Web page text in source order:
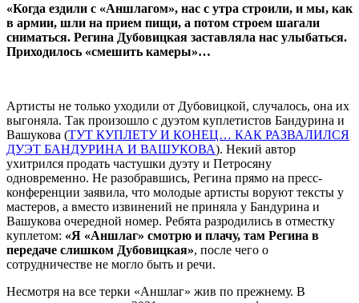
«Когда ездили с «Аншлагом», нас с утра строили, и мы, как
в армии, шли на прием пищи, а потом строем шагали
сниматься. Регина Дубовицкая заставляла нас улыбаться.
Приходилось «смешить камеры»…
Артисты не только уходили от Дубовицкой, случалось, она их
выгоняла. Так произошло с дуэтом куплетистов Бандурина и
Вашукова (ТУТ КУПЛЕТУ И КОНЕЦ… КАК РАЗВАЛИЛСЯ
ДУЭТ БАНДУРИНА И ВАШУКОВА). Некий автор
ухитрился продать частушки дуэту и Петросяну
одновременно. Не разобравшись, Регина прямо на пресс-
конференции заявила, что молодые артисты воруют тексты у
мастеров, а вместо извинений не приняла у Бандурина и
Вашукова очередной номер. Ребята разродились в отместку
куплетом: «Я «Аншлаг» смотрю и плачу, там Регина в
передаче слишком Дубовицкая», после чего о
сотрудничестве не могло быть и речи.
Несмотря на все терки «Аншлаг» жив по прежнему. В